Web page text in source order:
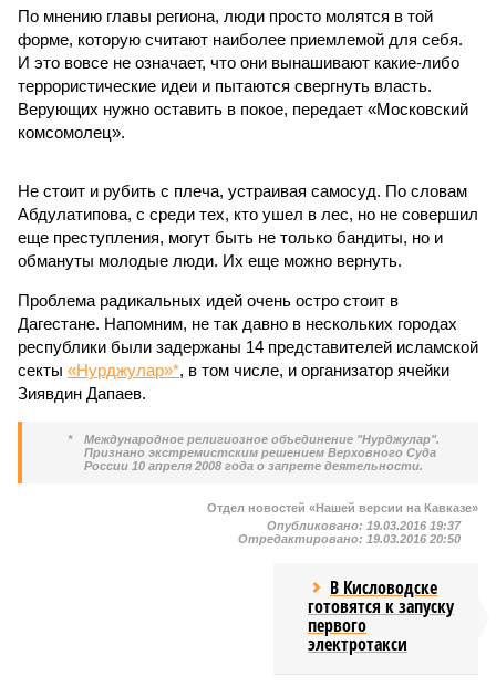
По мнению главы региона, люди просто молятся в той
форме, которую считают наиболее приемлемой для себя.
И это вовсе не означает, что они вынашивают какие-либо
террористические идеи и пытаются свергнуть власть.
Верующих нужно оставить в покое, передает «Московский
комсомолец».
Не стоит и рубить с плеча, устраивая самосуд. По словам
Абдулатипова, с среди тех, кто ушел в лес, но не совершил
еще преступления, могут быть не только бандиты, но и
обмануты молодые люди. Их еще можно вернуть.
Проблема радикальных идей очень остро стоит в
Дагестане. Напомним, не так давно в нескольких городах
республики были задержаны 14 представителей исламской
секты «Нурджулар»*, в том числе, и организатор ячейки
Зиявдин Дапаев.
*
Международное религиозное объединение "Нурджулар".
Признано экстремистским решением Верховного Суда
России 10 апреля 2008 года о запрете деятельности.
Отдел новостей «Нашей версии на Кавказе»
Опубликовано: 19.03.2016 19:37
Отредактировано: 19.03.2016 20:50
В Кисловодске
готовятся к запуску
первого
электротакси